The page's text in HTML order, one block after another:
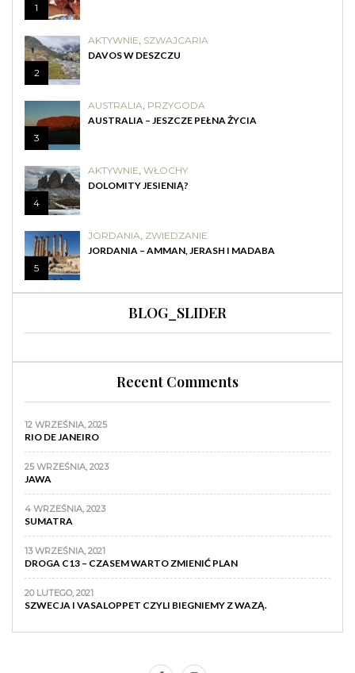
1
2
AKTYWNIE, SZWAJCARIA
DAVOS W DESZCZU
3
AUSTRALIA, PRZYGODA
AUSTRALIA – JESZCZE PEŁNA ŻYCIA
4
AKTYWNIE, WŁOCHY
DOLOMITY JESIENIĄ?
5
JORDANIA, ZWIEDZANIE
JORDANIA – AMMAN, JERASH I MADABA
BLOG_SLIDER
Recent Comments
12 WRZEŚNIA, 2025
RIO DE JANEIRO
25 WRZEŚNIA, 2023
JAWA
4 WRZEŚNIA, 2023
SUMATRA
13 WRZEŚNIA, 2021
DROGA C13 – CZASEM WARTO ZMIENIĆ PLAN
20 LUTEGO, 2021
SZWECJA I VASALOPPET CZYLI BIEGNIEMY Z WAZĄ.